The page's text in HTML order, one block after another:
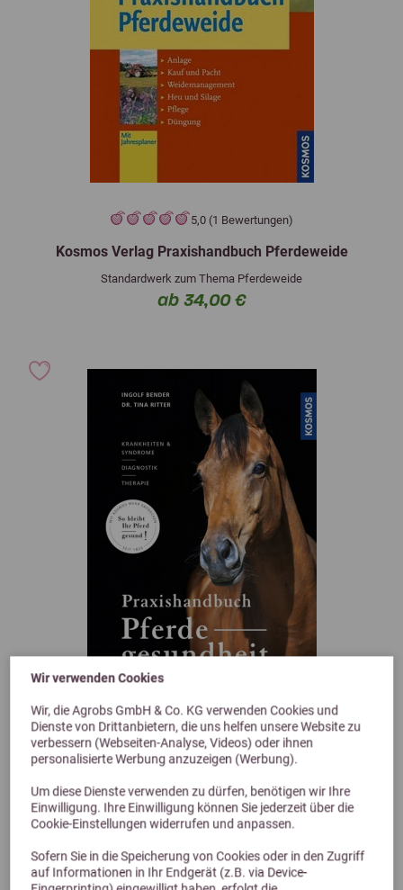
Wir verwenden Cookies
Wir, die Agrobs GmbH & Co. KG verwenden Cookies und
Dienste von Drittanbietern, die uns helfen unsere Website zu
verbessern (Webseiten-Analyse, Videos) oder ihnen
personalisierte Werbung anzuzeigen (Werbung).
Um diese Dienste verwenden zu dürfen, benötigen wir Ihre
Einwilligung. Ihre Einwilligung können Sie jederzeit über die
Cookie-Einstellungen widerrufen und anpassen.
Sofern Sie in die Speicherung von Cookies oder in den Zugriff
auf Informationen in Ihr Endgerät (z.B. via Device-
5,0 (1 Bewertungen)
Kosmos Verlag Praxishandbuch Pferdeweide
Standardwerk zum Thema Pferdeweide
ab 34,00 €
Kosmos Verlag Praxishandbuch Pferdegesundheit
Krankheit und Syndrome, Diagnostik, Therapie
ab 32,00 €